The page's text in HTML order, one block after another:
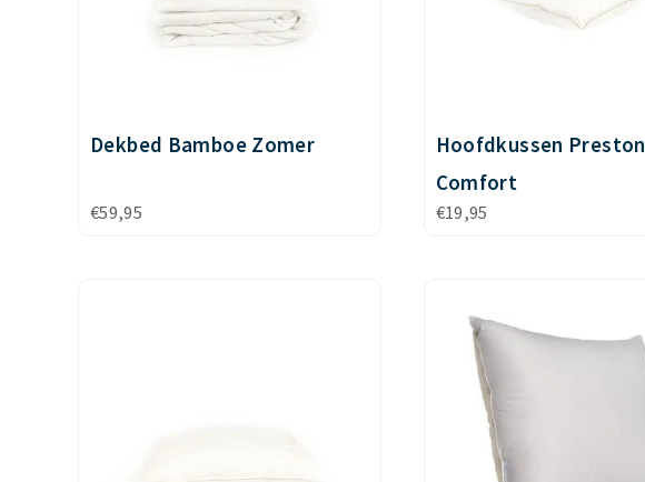
Dekbed Bamboe Zomer
€59,95
Hoofdkussen Preston
Comfort
€19,95